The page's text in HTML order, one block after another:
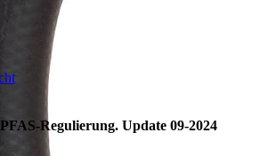
Regulierung. Update 09-2024